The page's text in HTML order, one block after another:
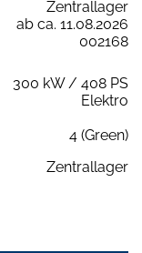
Zentrallager
ab ca. 11.08.2026
002168
300 kW / 408 PS
Elektro
4 (Green)
Zentrallager